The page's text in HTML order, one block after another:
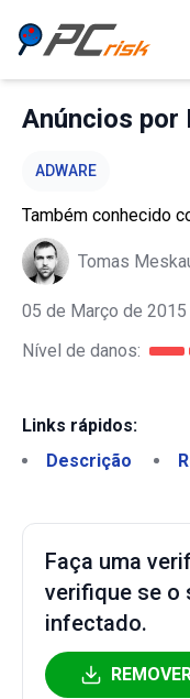
Anúncios por
ADWARE
Também conhecido
Tomas
05 de Março de 2015
Nível de danos:
Links rápidos:
Descrição
Faça uma
verifique se o
infectado.